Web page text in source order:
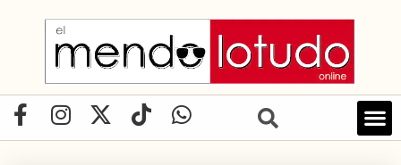
contenido
F
a
I
n
X
-
T
i
W
h